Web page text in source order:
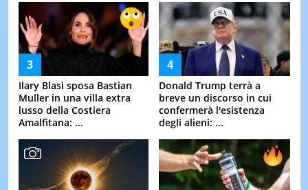
Ilary Blasi sposa Bastian
Muller in una villa extra
lusso della Costiera
Amalfitana: ...
Donald Trump terrà a
breve un discorso in cui
confermerà l'esistenza
degli alieni: ...